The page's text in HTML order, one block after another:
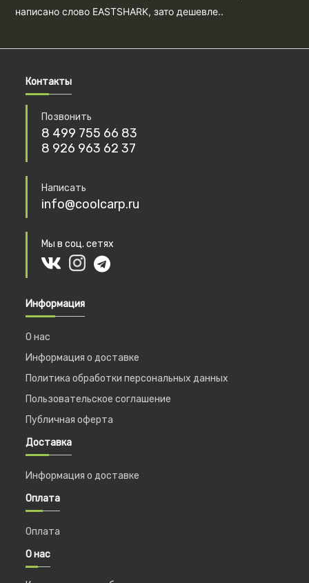
написано слово EASTSHARK, зато дешевле..
Контакты
Позвонить
8 499 755 66 83
8 926 963 62 37
Написать
info@coolcarp.ru
Мы в соц. сетях
Информация
О нас
Информация о доставке
Политика обработки персональных данных
Пользовательское соглашение
Публичная оферта
Доставка
Информация о доставке
Оплата
Оплата
О нас